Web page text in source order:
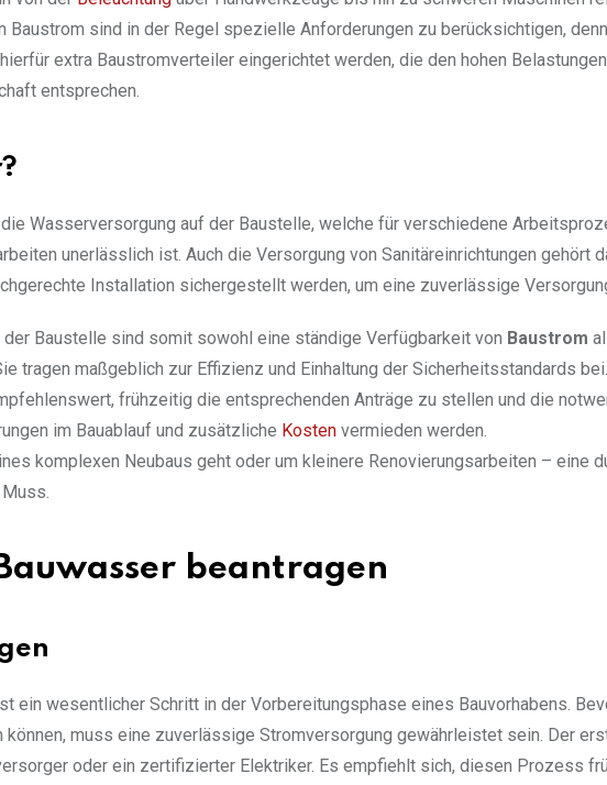
Baustrom sind in der Regel spezielle Anforderungen zu berücksichtigen, denn
extra Baustromverteiler eingerichtet werden, die den hohen
entsprechen.
Wasserversorgung auf der Baustelle, welche für verschiedene
unerlässlich ist. Auch die Versorgung von Sanitäreinrichtungen gehört
Installation sichergestellt werden, um eine zuverlässige
der Baustelle sind somit sowohl eine ständige Verfügbarkeit von Baustrom
tragen maßgeblich zur Effizienz und Einhaltung der Sicherheitsstandards
frühzeitig die entsprechenden Anträge zu stellen und die
im Bauablauf und zusätzliche Kosten vermieden werden.
komplexen Neubaus geht oder um kleinere Renovierungsarbeiten – eine
beantragen
ein wesentlicher Schritt in der Vorbereitungsphase eines Bauvorhabens.
muss eine zuverlässige Stromversorgung gewährleistet sein. Der
oder ein zertifizierter Elektriker. Es empfiehlt sich, diesen Prozess